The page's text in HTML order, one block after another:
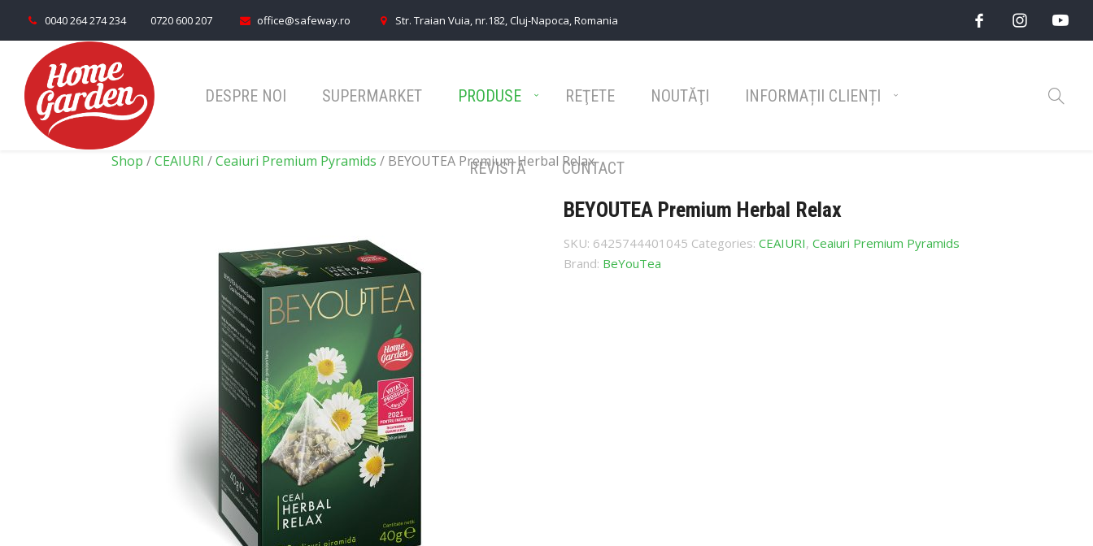
0040 264 274 234 0720 600 207 office@safeway.ro Str. Traian Vuia, nr.182, Cluj-Napoca, Romania
DESPRE NOI SUPERMARKET PRODUSE REŢETE NOUTĂŢI INFORMAȚII CLIENȚI
REVISTĂ CONTACT
Shop /CEAIURI /Ceaiuri Premium Pyramids / BEYOUTEA Premium Herbal Relax
BEYOUTEA Premium Herbal Relax
SKU: 6425744401045 Categories:CEAIURI,Ceaiuri Premium Pyramids
Brand: BeYouTea